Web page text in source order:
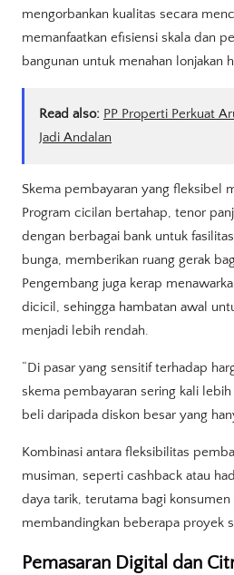
mengorbankan kualitas secara
memanfaatkan efisiensi skala dan
bangunan untuk menahan lonjakan
Read also: PP Properti Perkuat
Jadi Andalan
Skema pembayaran yang fleksibel
Program cicilan bertahap, tenor
dengan berbagai bank untuk
bunga, memberikan ruang gerak
Pengembang juga kerap
dicicil, sehingga hambatan awal
menjadi lebih rendah.
“Di pasar yang sensitif terhadap
skema pembayaran sering kali
beli daripada diskon besar yang
Kombinasi antara fleksibilitas
musiman, seperti cashback atau
daya tarik, terutama bagi konsumen
membandingkan beberapa proyek
Pemasaran Digital dan